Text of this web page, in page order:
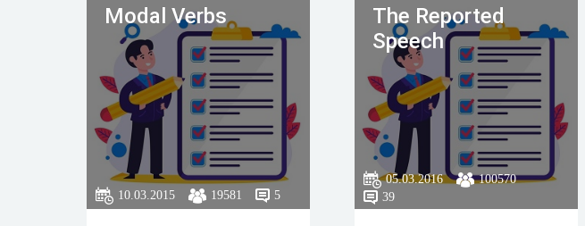
Modal Verbs
10.03.2015 19581 5
The Reported
Speech
05.03.2016
100570
39